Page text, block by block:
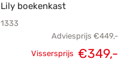
Lily boekenkast
1333
Adviesprijs €449,-
Vissersprijs €349,-